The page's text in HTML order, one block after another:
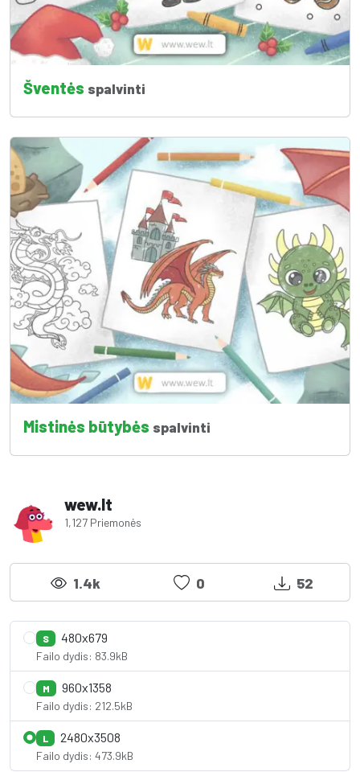
Šventės spalvinti
Mistinės būtybės spalvinti
wew.lt
1,127 Priemonės
1.4k 0 52
S 480x679
Failo dydis: 83.9kB
M 960x1358
Failo dydis: 212.5kB
L 2480x3508
Failo dydis: 473.9kB